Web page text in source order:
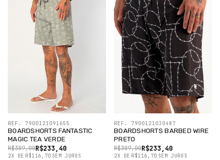
BOARDSHORTS FANTASTIC
MAGIC TEA VERDE
R$233,40
R$389,00
2X DE R$116,70 SEM JUROS
REF. 7900121091655
BOARDSHORTS BARBED WIRE
PRETO
R$233,40
R$389,00
2X DE R$116,70 SEM JUROS
REF. 7900121030487